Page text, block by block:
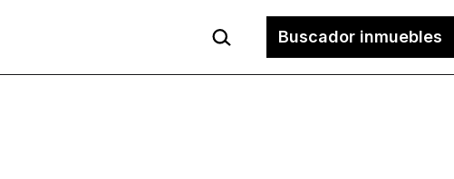
Buscar... Buscador inmuebles